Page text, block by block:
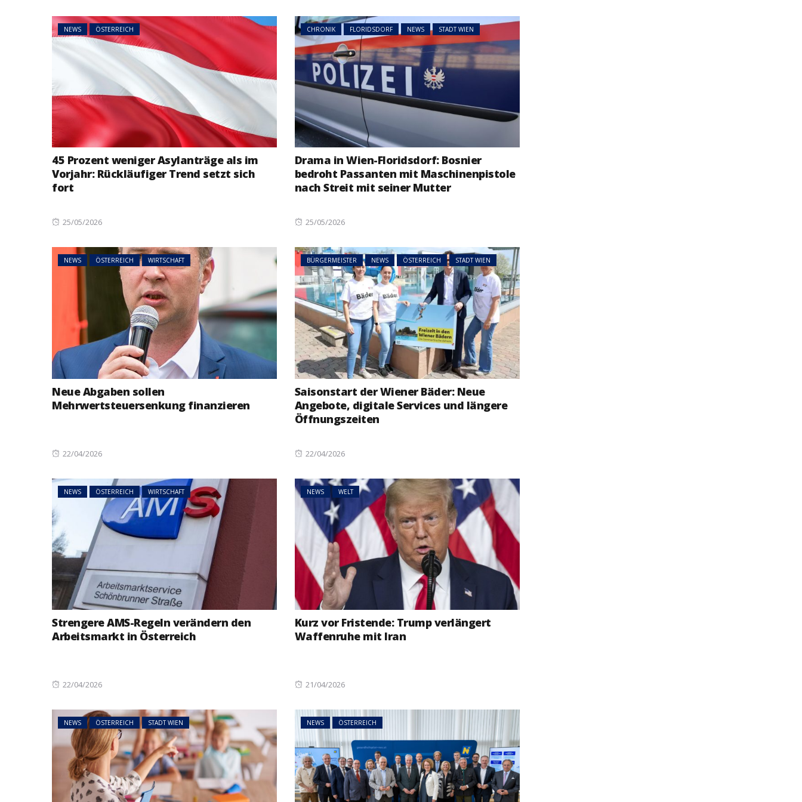
NEWS ÖSTERREICH
45 Prozent weniger Asylanträge als im
Vorjahr: Rückläufiger Trend setzt sich
fort
Posted
25/05/2026
CHRONIK FLORIDSDORF NEWS STADT WIEN
Drama in Wien-Floridsdorf: Bosnier
bedroht Passanten mit Maschinenpistole
nach Streit mit seiner Mutter
Posted
25/05/2026
NEWS ÖSTERREICH WIRTSCHAFT
Neue Abgaben sollen
Mehrwertsteuersenkung finanzieren
Posted
22/04/2026
BÜRGERMEISTER NEWS ÖSTERREICH STADT WIEN
Saisonstart der Wiener Bäder: Neue
Angebote, digitale Services und längere
Öffnungszeiten
Posted
22/04/2026
NEWS ÖSTERREICH WIRTSCHAFT
Strengere AMS-Regeln verändern den
Arbeitsmarkt in Österreich
Posted
22/04/2026
NEWS WELT
Kurz vor Fristende: Trump verlängert
Waffenruhe mit Iran
Posted
21/04/2026
NEWS ÖSTERREICH STADT WIEN NEWS ÖSTERREICH